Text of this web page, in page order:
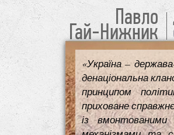
Павло
Гай-Нижник
«Україна –
денаціональна
принципом
приховане
із вмонтованими